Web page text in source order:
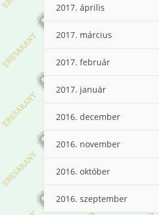
2017. április
2017. március
2017. február
2017. január
2016. december
2016. november
2016. október
2016. szeptember